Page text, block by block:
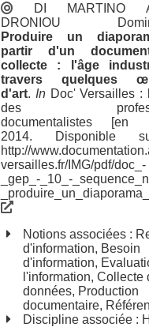
DI MARTINO
DRONIOU
Produire un
partir d'un
collecte : l'âge
travers quelques
d'art. InDoc' Versailles :
des
documentalistes [en
2014. Disponible
http://
versailles.fr/IMG/pdf/doc_-
_gep_-_10_-
Notions associées :
d'information, Besoin
d'information,
l'information, Collecte
données, Production
documentaire,
Discipline associée :